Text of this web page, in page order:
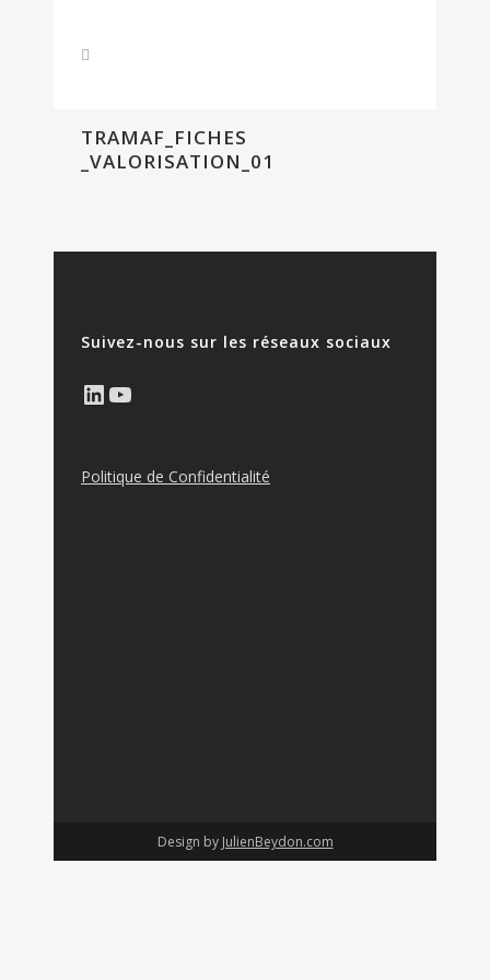
TRAMAF_FICHES
_VALORISATION_01
Suivez-nous sur les réseaux sociaux
LinkedIn
YouTube
Politique de Confidentialité
Design by JulienBeydon.com